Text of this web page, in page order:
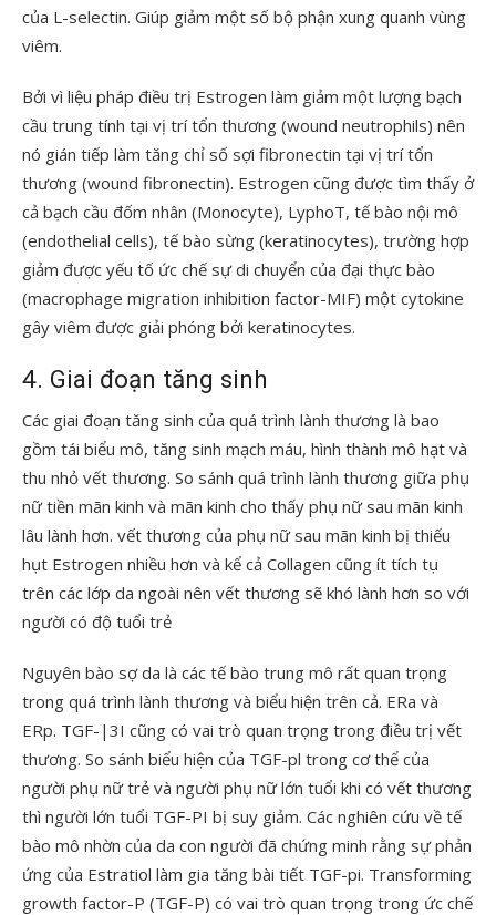
của L-selectin. Giúp giảm một số bộ phận xung quanh vùng
viêm.
Bởi vì liệu pháp điều trị Estrogen làm giảm một lượng bạch
cầu trung tính tại vị trí tổn thương (wound neutrophils) nên
nó gián tiếp làm tăng chỉ số sợi fibronectin tại vị trí tổn
thương (wound fibronectin). Estrogen cũng được tìm thấy ở
cả bạch cầu đốm nhân (Monocyte), LyphoT, tế bào nội mô
(endothelial cells), tế bào sừng (keratinocytes), trường hợp
giảm được yếu tố ức chế sự di chuyển của đại thực bào
(macrophage migration inhibition factor-MIF) một cytokine
gây viêm được giải phóng bởi keratinocytes.
4. Giai đoạn tăng sinh
Các giai đoạn tăng sinh của quá trình lành thương là bao
gồm tái biểu mô, tăng sinh mạch máu, hình thành mô hạt và
thu nhỏ vết thương. So sánh quá trình lành thương giữa phụ
nữ tiền mãn kinh và mãn kinh cho thấy phụ nữ sau mãn kinh
lâu lành hơn. vết thương của phụ nữ sau mãn kinh bị thiếu
hụt Estrogen nhiều hơn và kể cả Collagen cũng ít tích tụ
trên các lớp da ngoài nên vết thương sẽ khó lành hơn so với
người có độ tuổi trẻ
Nguyên bào sợ da là các tế bào trung mô rất quan trọng
trong quá trình lành thương và biểu hiện trên cả. ERa và
ERp. TGF-|3I cũng có vai trò quan trọng trong điều trị vết
thương. So sánh biểu hiện của TGF-pl trong cơ thể của
người phụ nữ trẻ và người phụ nữ lớn tuổi khi có vết thương
thì người lớn tuổi TGF-PI bị suy giảm. Các nghiên cứu về tế
bào mô nhờn của da con người đã chứng minh rằng sự phản
ứng của Estratiol làm gia tăng bài tiết TGF-pi. Transforming
growth factor-P (TGF-P) có vai trò quan trọng trong ức chế